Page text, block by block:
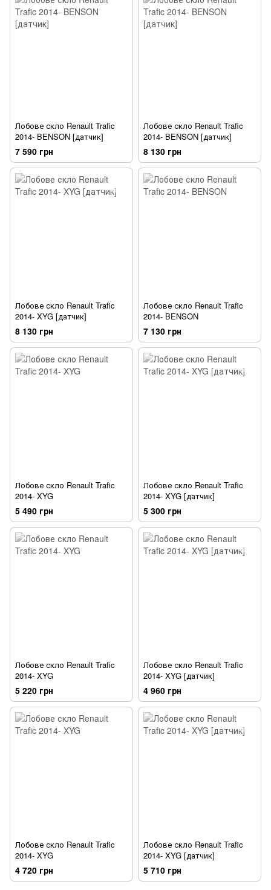
Лобове скло Renault Trafic
2014- BENSON [датчик]
7 590 грн
Лобове скло Renault Trafic
2014- BENSON [датчик]
8 130 грн
Лобове скло Renault Trafic
2014- XYG [датчик]
8 130 грн
Лобове скло Renault Trafic
2014- BENSON
7 130 грн
Лобове скло Renault Trafic
2014- XYG
5 490 грн
Лобове скло Renault Trafic
2014- XYG [датчик]
5 300 грн
Лобове скло Renault Trafic
2014- XYG
5 220 грн
Лобове скло Renault Trafic
2014- XYG [датчик]
4 960 грн
Лобове скло Renault Trafic
2014- XYG
4 720 грн
Лобове скло Renault Trafic
2014- XYG [датчик]
5 710 грн